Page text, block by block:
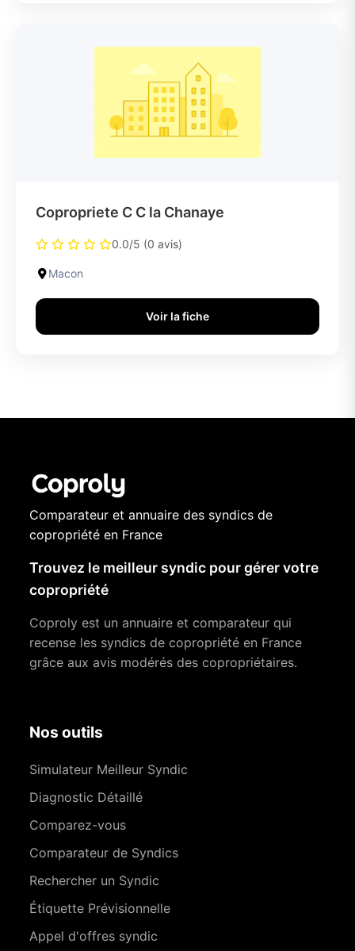
Copropriete C C la Chanaye
0.0/5 (0 avis)
Macon
Voir la fiche
Comparateur et annuaire des syndics de
copropriété en France
Trouvez le meilleur syndic pour gérer votre
copropriété
Coproly est un annuaire et comparateur qui
recense les syndics de copropriété en France
grâce aux avis modérés des copropriétaires.
Nos outils
Simulateur Meilleur Syndic
Diagnostic Détaillé
Comparez-vous
Comparateur de Syndics
Rechercher un Syndic
Étiquette Prévisionnelle
Appel d'offres syndic